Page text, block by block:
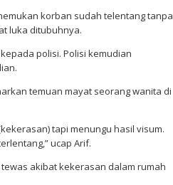
korban sudah telentang tanpa
luka ditubuhnya.
polisi. Polisi kemudian
temuan mayat seorang wanita di
tapi menungu hasil visum.
ucap Arif.
akibat kekerasan dalam rumah